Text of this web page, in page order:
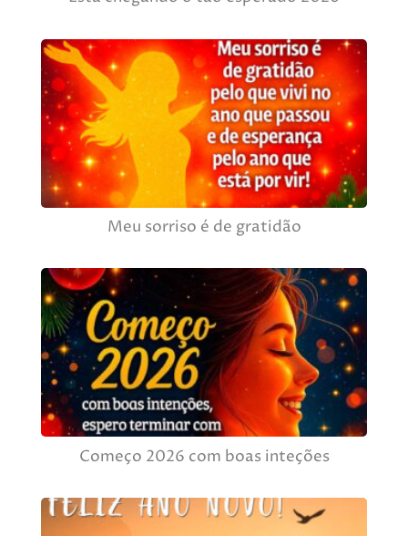
Meu sorriso é de gratidão
Começo 2026 com boas inteções